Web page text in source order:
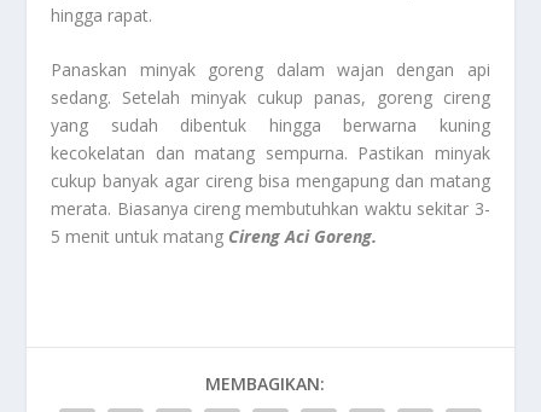
hingga rapat.
Panaskan minyak goreng dalam wajan dengan api
sedang. Setelah minyak cukup panas, goreng cireng
yang sudah dibentuk hingga berwarna kuning
kecokelatan dan matang sempurna. Pastikan minyak
cukup banyak agar cireng bisa mengapung dan matang
merata. Biasanya cireng membutuhkan waktu sekitar 3-
5 menit untuk matang Cireng Aci Goreng.
MEMBAGIKAN: